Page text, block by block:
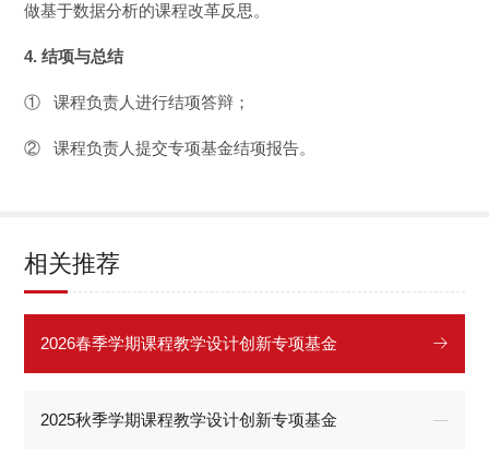
做基于数据分析的课程改革反思。
4. 结项与总结
① 课程负责人进行结项答辩；
② 课程负责人提交专项基金结项报告。
相关推荐
2026春季学期课程教学设计创新专项基金
2025秋季学期课程教学设计创新专项基金